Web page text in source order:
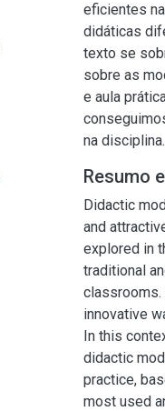
eficientes
didáticas
texto se
sobre as
e aula
na disciplina.
Resumo
Didactic
and
explored in
traditional
innovative
In this
didactic
practice,
most used